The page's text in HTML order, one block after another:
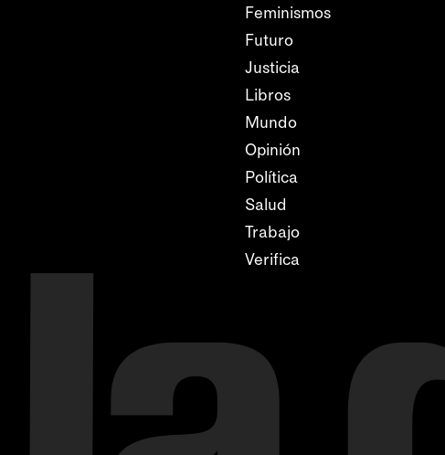
Feminismos
Futuro
Justicia
Libros
Mundo
Opinión
Política
Salud
Trabajo
Verifica